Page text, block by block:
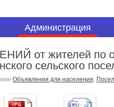
Администрация
от жителей по
сельского
Объявления для населения,